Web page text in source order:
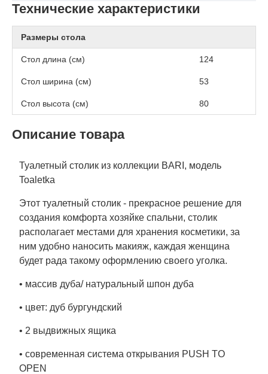
Технические характеристики
Размеры стола
Стол длина (см) 124
Стол ширина (см) 53
Стол высота (см) 80
Описание товара
Туалетный столик из коллекции BARI, модель
Toaletka
Этот туалетный столик - прекрасное решение для
создания комфорта хозяйке спальни, столик
располагает местами для хранения косметики, за
ним удобно наносить макияж, каждая женщина
будет рада такому оформлению своего уголка.
• массив дуба/ натуральный шпон дуба
• цвет: дуб бургундский
• 2 выдвижных ящика
• современная система открывания PUSH TO
OPEN